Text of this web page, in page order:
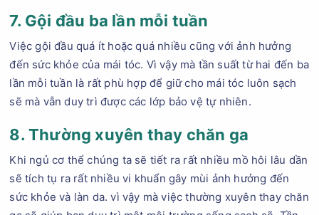
7. Gội đầu ba lần mỗi tuần
Việc gội đầu quá ít hoặc quá nhiều cũng với ảnh hưởng
đến sức khỏe của mái tóc. Vì vậy mà tần suất từ hai đến ba
lần mỗi tuần là rất phù hợp để giữ cho mái tóc luôn sạch
sẽ mà vẫn duy trì được các lớp bảo vệ tự nhiên.
8. Thường xuyên thay chăn ga
Khi ngủ cơ thể chúng ta sẽ tiết ra rất nhiều mồ hôi lâu dần
sẽ tích tụ ra rất nhiều vi khuẩn gây mùi ảnh hưởng đến
sức khỏe và làn da. vì vậy mà việc thường xuyên thay chăn